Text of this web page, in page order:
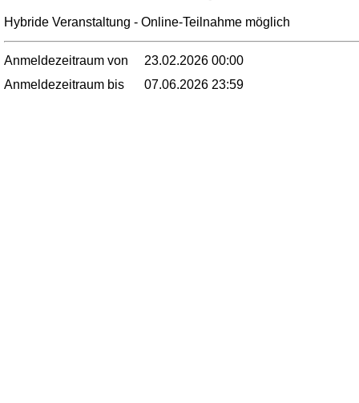
Hybride Veranstaltung - Online-Teilnahme möglich
Anmeldezeitraum von
23.02.2026 00:00
Anmeldezeitraum bis
07.06.2026 23:59